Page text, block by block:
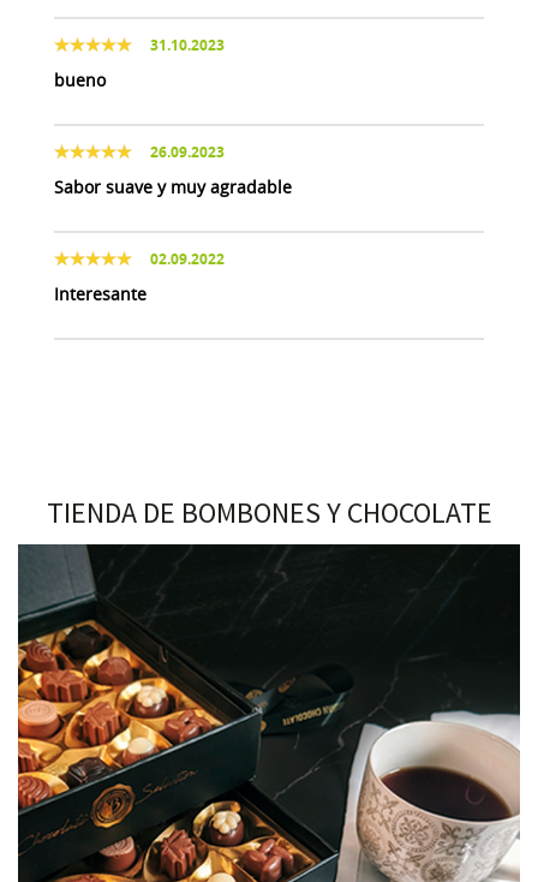
31.10.2023
bueno
26.09.2023
Sabor suave y muy agradable
02.09.2022
Interesante
TIENDA DE BOMBONES Y CHOCOLATE